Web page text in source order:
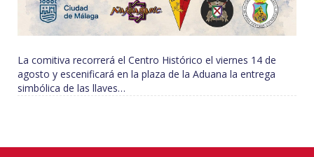
La comitiva recorrerá el Centro Histórico el viernes 14 de
agosto y escenificará en la plaza de la Aduana la entrega
simbólica de las llaves…